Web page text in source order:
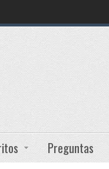
Preguntas